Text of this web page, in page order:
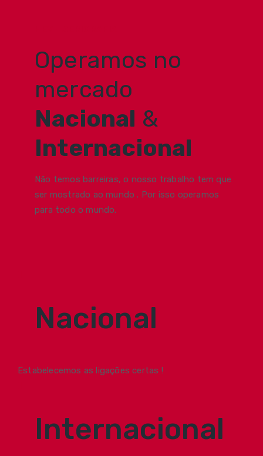
Operamos no
mercado
Nacional &
Internacional
Não temos barreiras, o nosso trabalho tem que
ser mostrado ao mundo . Por isso operamos
para todo o mundo.
Nacional
Estabelecemos as ligações certas !
Internacional